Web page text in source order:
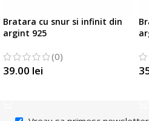
Bratara cu snur si infinit din
argint 925
(0)
39.00 lei